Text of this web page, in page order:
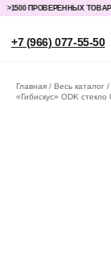
ПРОВЕРЕННЫХ ТОВАРОВ
Главная Весь каталог
«Гибискус» ODK